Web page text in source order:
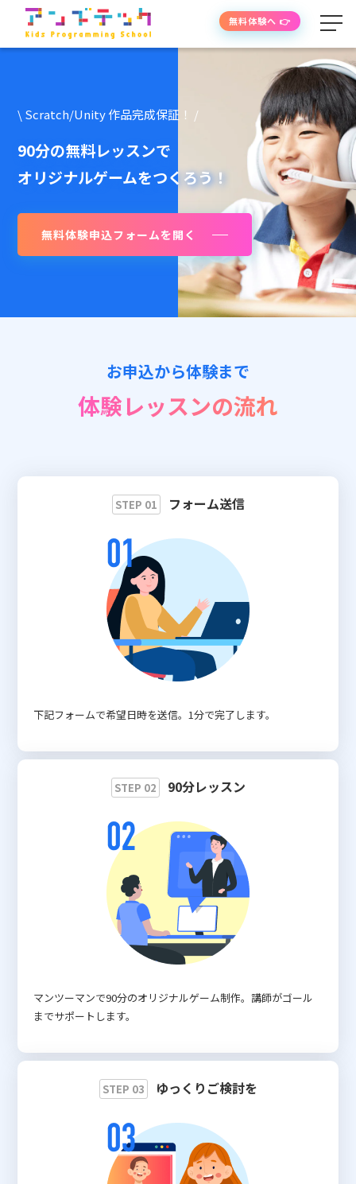
授業の流れ
先生紹介
授業時間・料金
📖 資料請求
👉 無料体験お申込
無料体験へ 👉
\ Scratch/Unity 作品完成保証！ /
90分の無料レッスンで
オリジナルゲームをつくろう！
無料体験申込フォームを開く
お申込から体験まで
体験レッスンの流れ
STEP 01 フォーム送信
下記フォームで希望日時を送信。1分で完了します。
STEP 02 90分レッスン
マンツーマンで90分のオリジナルゲーム制作。講師がゴール
までサポートします。
STEP 03 ゆっくりご検討を